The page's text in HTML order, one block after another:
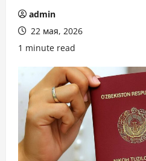
admin
22 мая, 2026
1 minute read